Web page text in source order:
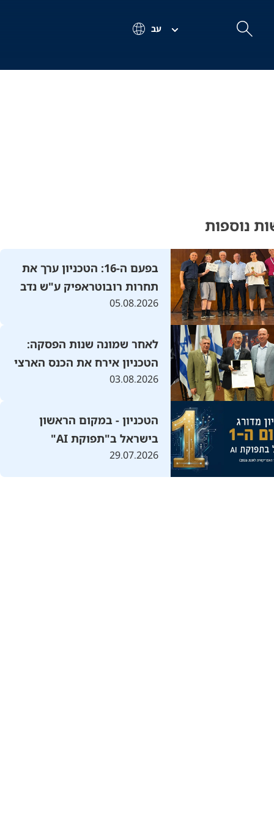
חיפוש
Search עב
נוספות
בפעם ה-16: הטכניון ערך את
תחרות רובוטראפיק ע"ש נדב
05.08.2026
לאחר שמונה שנות הפסקה:
הטכניון אירח את הכנס הארצי
להנדסת מכונות בסימן "עידן
03.08.2026
הטכניון - במקום הראשון
בישראל ב"תפוקת AI"
29.07.2026